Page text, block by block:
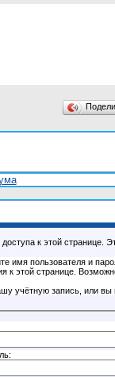
к этой странице.
имя пользователя и
к этой странице.
учётную запись, или